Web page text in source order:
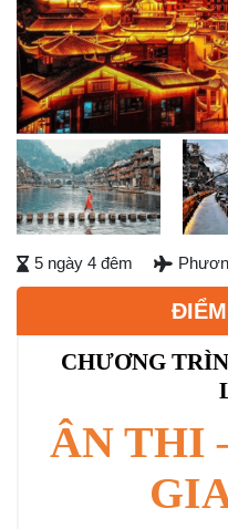
Previous
5 ngày 4 đêm
CHƯƠNG
ÂN THI